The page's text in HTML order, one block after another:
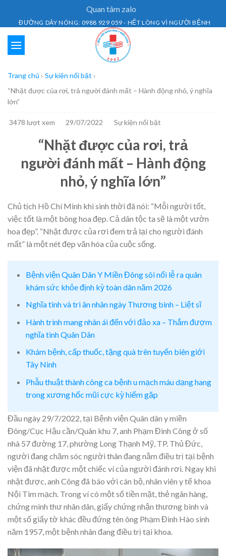
Quan tâm zalo
ĐƯỜNG DÂY NÓNG: 0988 929 059 - HẾT LÒNG VÌ NGƯỜI BỆNH
Trang chủ › Sự kiện nổi bật ›
“Nhặt được của rơi, trả người đánh mất – Hành động nhỏ, ý nghĩa
lớn”
3478 lượt xem 29/07/2022 Sự kiện nổi bật
“Nhặt được của rơi, trả
người đánh mất – Hành động
nhỏ, ý nghĩa lớn”
Chủ tịch Hồ Chí Minh khi sinh thời đã nói: “Mỗi người tốt,
việc tốt là một bông hoa đẹp. Cả dân tộc ta sẽ là một vườn
hoa đẹp”. “Nhặt được của rơi đem trả lại cho người đánh
mất” là một nét đẹp văn hóa của cuộc sống.
Bệnh viện Quân Dân Y Miền Đông sôi nổi lễ ra quân
khám sức khỏe định kỳ toàn dân năm 2026
Nghĩa tình và tri ân nhân ngày Thương binh – Liệt sĩ
Hành trình mang nhân ái đến với đảo xa – Thắm đượm
nghĩa tình Quân Dân
Khám bệnh, cấp thuốc, tặng quà trên tuyến biên giới
Tây Ninh
Phẫu thuật thành công ca bệnh u mạch máu dạng hang
trong xương hốc mũi cực kỳ hiếm gặp
Đầu ngày 29/7/2022, tại Bệnh viện Quân dân y miền
Đông/Cục Hậu cần/Quân khu 7, anh Phạm Đình Công ở số
nhà 57 đường 17, phường Long Thạnh Mỹ, TP. Thủ Đức,
người đang chăm sóc người thân đang nằm điều trị tại bệnh
viện đã nhặt được một chiếc ví của người đánh rơi. Ngay khi
nhặt được, anh Công đã báo với cán bộ, nhân viên y tế khoa
Nội Tim mạch. Trong ví có một số tiền mặt, thẻ ngân hàng,
chứng minh thư nhân dân, giấy chứng nhận thương binh và
một số giấy tờ khác đều đứng tên ông Phạm Đình Hào sinh
năm 1957, một bệnh nhân đang điều trị tại khoa.